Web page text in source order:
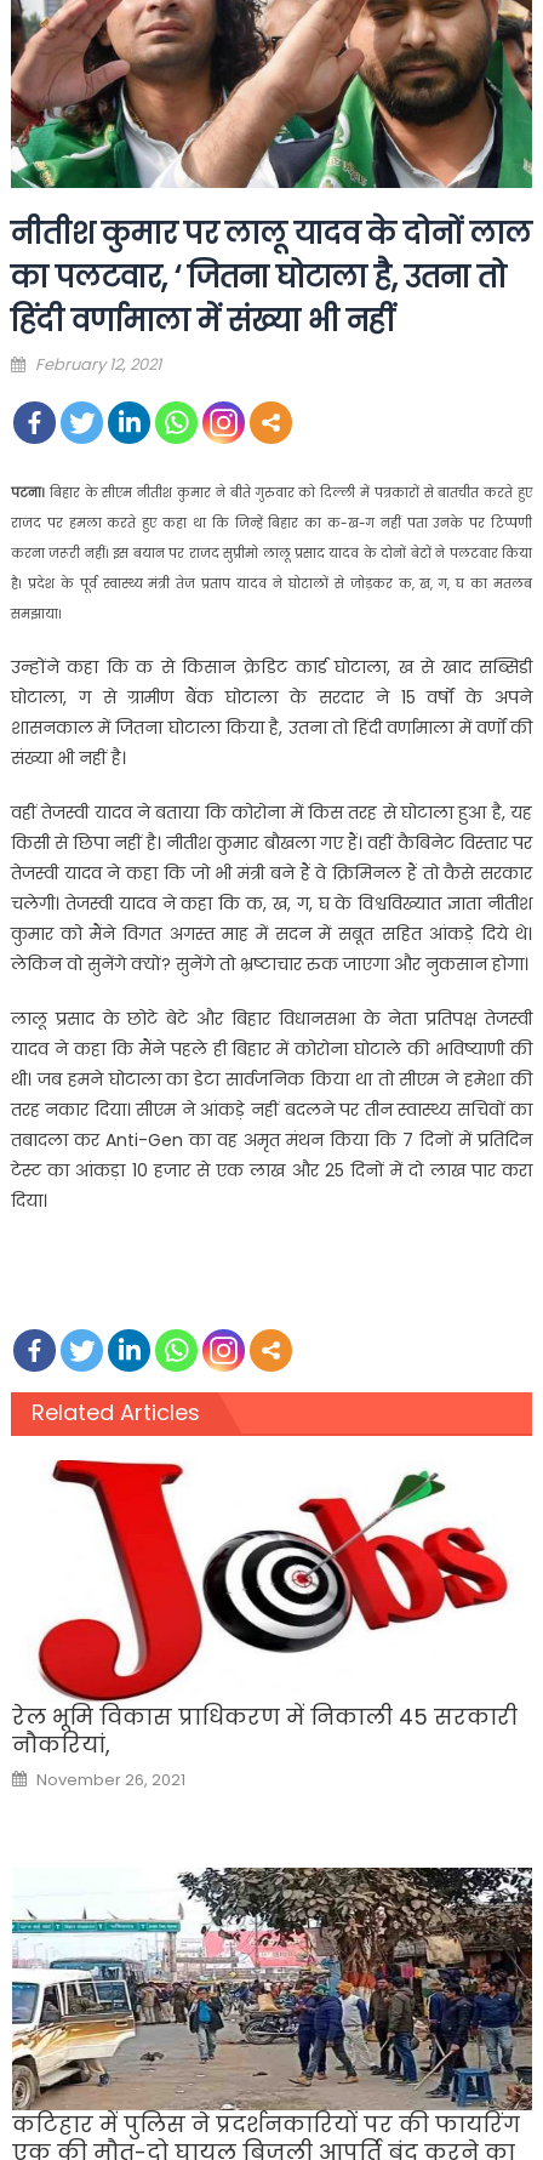
नीतीश कुमार पर लालू यादव के दोनों लाल
का पलटवार, ‘ जितना घोटाला है, उतना तो
हिंदी वर्णामाला में संख्या भी नहीं
Posted
February 12, 2021
पटना।बिहार के सीएम नीतीश कुमार ने बीते गुरुवार को दिल्ली में पत्रकारों से बातचीत करते हुए
राजद पर हमला करते हुए कहा था कि जिन्हें बिहार का क-ख-ग नहीं पता उनके पर टिप्पणी
करना जरूरी नहीं। इस बयान पर राजद सुप्रीमो लालू प्रसाद यादव के दोनों बेटों ने पलटवार किया
है। प्रदेश के पूर्व स्वास्थ्य मंत्री तेज प्रताप यादव ने घोटालों से जोड़कर क, ख, ग, घ का मतलब
समझाया।
उन्होंने कहा कि क से किसान क्रेडिट कार्ड घोटाला, ख से खाद सब्सिडी
घोटाला, ग से ग्रामीण बैंक घोटाला के सरदार ने 15 वर्षों के अपने
शासनकाल में जितना घोटाला किया है, उतना तो हिंदी वर्णामाला में वर्णों की
संख्या भी नहीं है।
वहीं तेजस्वी यादव ने बताया कि कोरोना में किस तरह से घोटाला हुआ है, यह
किसी से छिपा नहीं है। नीतीश कुमार बौखला गए हैं। वहीं कैबिनेट विस्तार पर
तेजस्वी यादव ने कहा कि जो भी मंत्री बने हैं वे क्रिमिनल हैं तो कैसे सरकार
चलेगी। तेजस्वी यादव ने कहा कि क, ख, ग, घ के विश्वविख्यात ज्ञाता नीतीश
कुमार को मैंने विगत अगस्त माह में सदन में सबूत सहित आंकड़े दिये थे।
लेकिन वो सुनेंगे क्यों? सुनेंगे तो भ्रष्टाचार रुक जाएगा और नुकसान होगा।
लालू प्रसाद के छोटे बेटे और बिहार विधानसभा के नेता प्रतिपक्ष तेजस्वी
यादव ने कहा कि मैंने पहले ही बिहार में कोरोना घोटाले की भविष्याणी की
थी। जब हमने घोटाला का डेटा सार्वजनिक किया था तो सीएम ने हमेशा की
तरह नकार दिया। सीएम ने आंकड़े नहीं बदलने पर तीन स्वास्थ्य सचिवों का
तबादला कर Anti-Gen का वह अमृत मंथन किया कि 7 दिनों में प्रतिदिन
टेस्ट का आंकड़ा 10 हजार से एक लाख और 25 दिनों में दो लाख पार करा
दिया।
Related Articles
रेल भूमि विकास प्राधिकरण में निकाली 45 सरकारी
नौकरियां,
Posted
on
November 26, 2021
कटिहार में पुलिस ने प्रदर्शनकारियों पर की फायरिंग
एक की मौत-दो घायल बिजली आपूर्ति बंद करने का